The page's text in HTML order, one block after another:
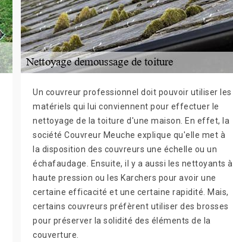
Un couvreur professionnel doit pouvoir utiliser les
matériels qui lui conviennent pour effectuer le
nettoyage de la toiture d'une maison. En effet, la
société Couvreur Meuche explique qu'elle met à
la disposition des couvreurs une échelle ou un
échafaudage. Ensuite, il y a aussi les nettoyants à
haute pression ou les Karchers pour avoir une
certaine efficacité et une certaine rapidité. Mais,
certains couvreurs préfèrent utiliser des brosses
pour préserver la solidité des éléments de la
couverture.